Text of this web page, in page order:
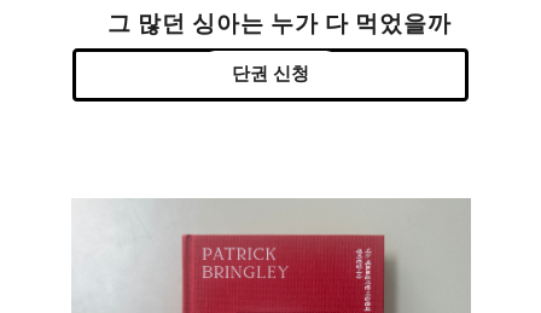
그 많던 싱아는 누가 다 먹었을까
단권 신청